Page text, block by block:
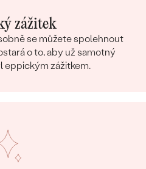
zážitek
se můžete spolehnout
o to, aby už samotný
eppickým zážitkem.